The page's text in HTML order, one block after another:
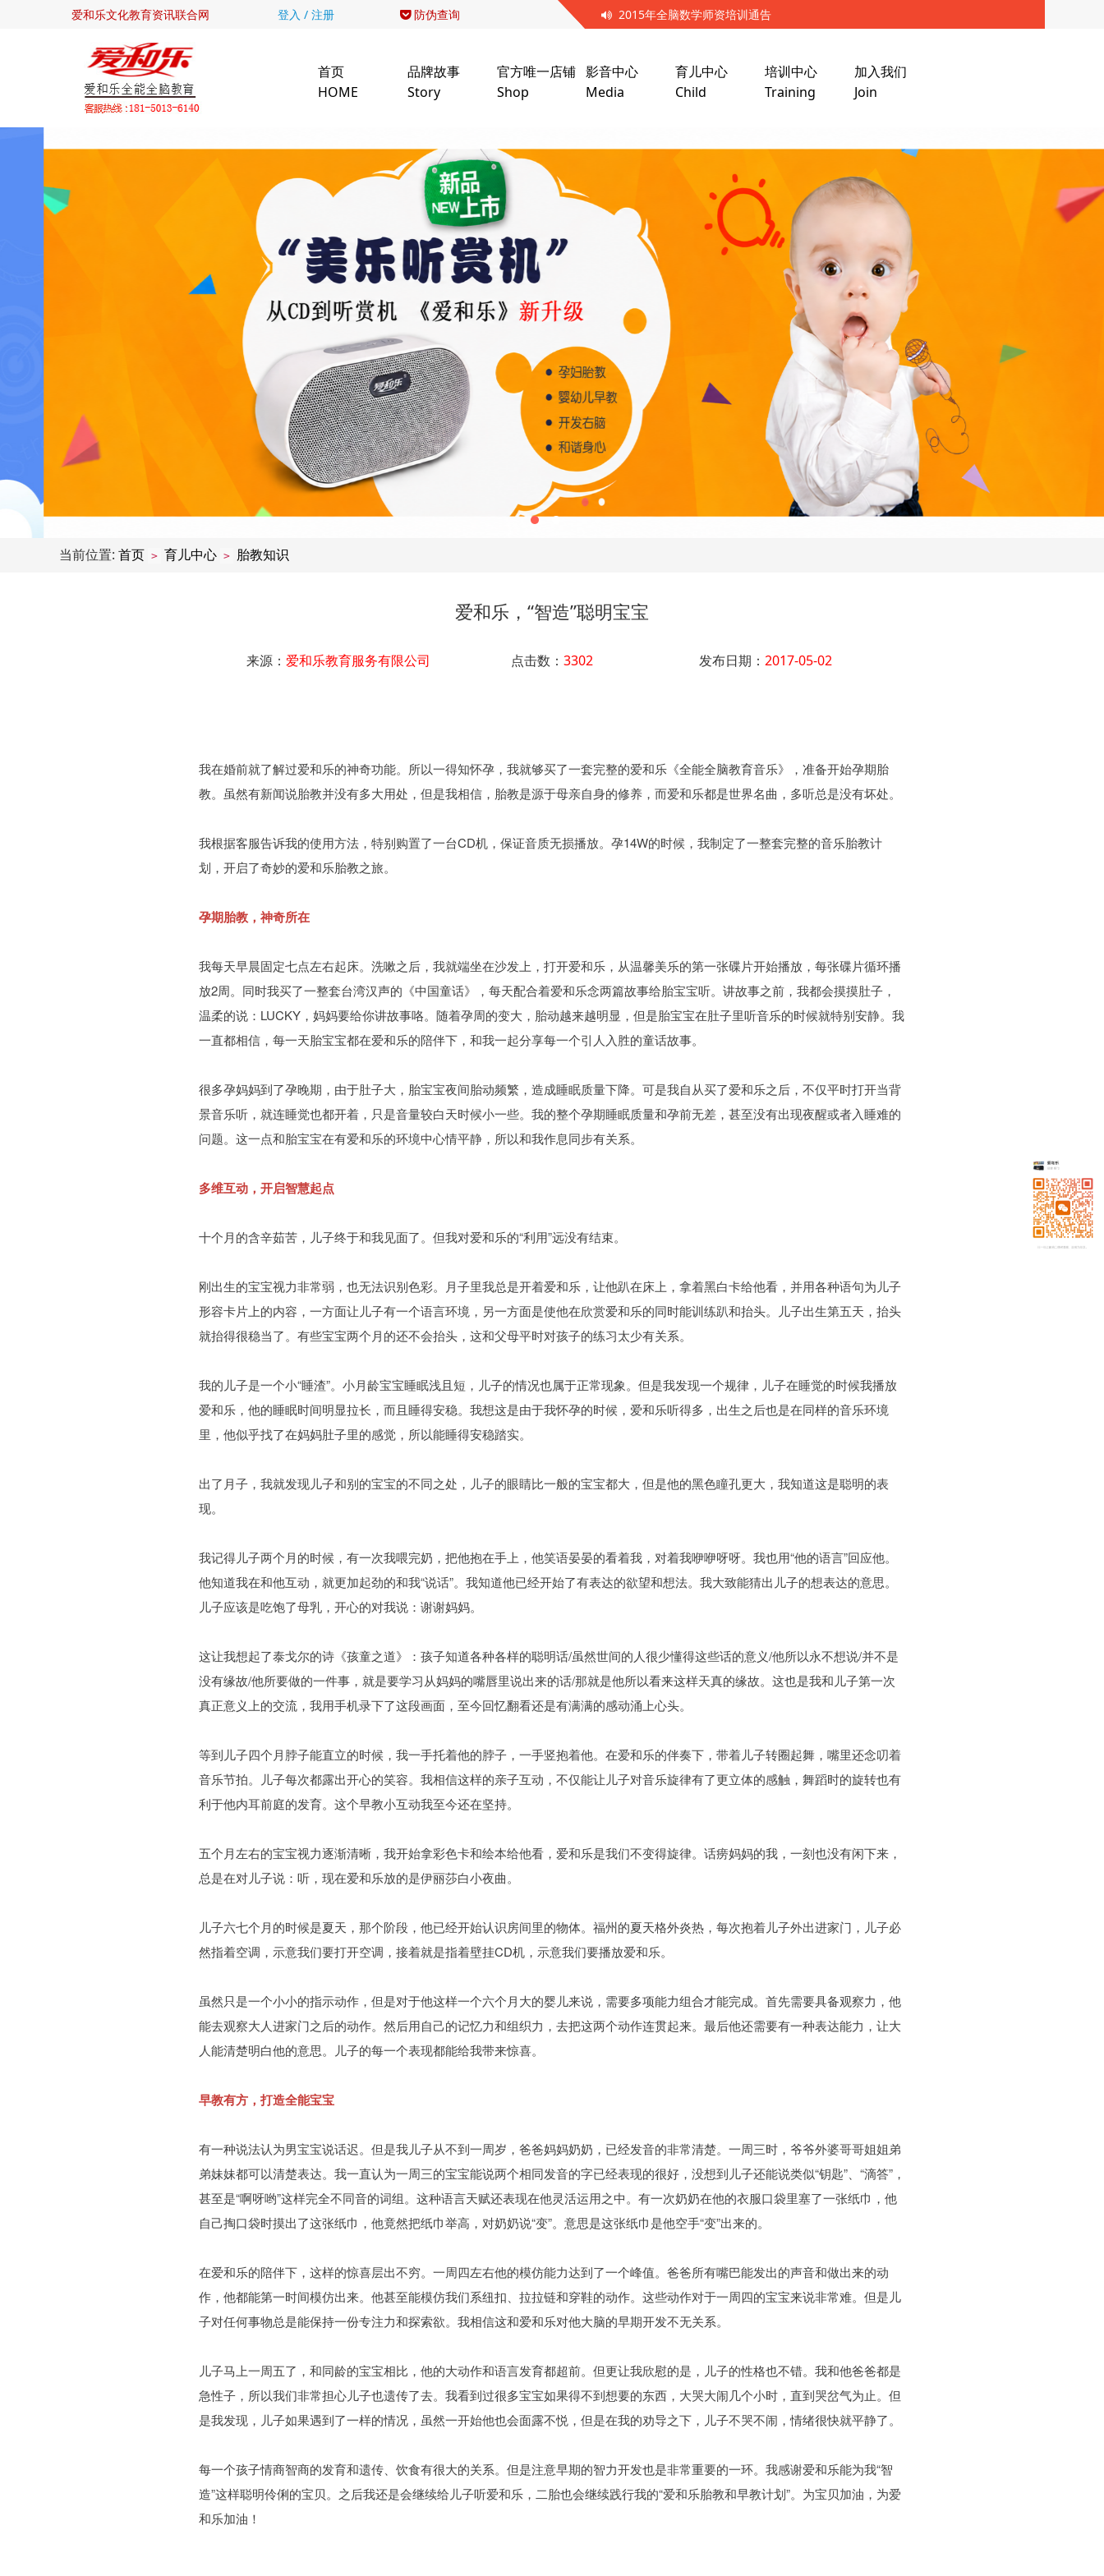
爱和乐文化教育资讯联合网 登入 / 注册 防伪查询 2015年全脑数学师资培训通告
首页
HOME
品牌故事
Story
官方唯一店铺
Shop
影音中心
Media
育儿中心
Child
培训中心
Training
加入我们
Join
当前位置: 首页 > 育儿中心 > 胎教知识
爱和乐，“智造”聪明宝宝
来源： 爱和乐教育服务有限公司 点击数： 3302 发布日期： 2017-05-02
我在婚前就了解过爱和乐的神奇功能。所以一得知怀孕，我就够买了一套完整的爱和乐《全能全脑教育音乐》，准备开始孕期胎
教。虽然有新闻说胎教并没有多大用处，但是我相信，胎教是源于母亲自身的修养，而爱和乐都是世界名曲，多听总是没有坏处。
我根据客服告诉我的使用方法，特别购置了一台CD机，保证音质无损播放。孕14W的时候，我制定了一整套完整的音乐胎教计
划，开启了奇妙的爱和乐胎教之旅。
孕期胎教，神奇所在
我每天早晨固定七点左右起床。洗嗽之后，我就端坐在沙发上，打开爱和乐，从温馨美乐的第一张碟片开始播放，每张碟片循环播
放2周。同时我买了一整套台湾汉声的《中国童话》，每天配合着爱和乐念两篇故事给胎宝宝听。讲故事之前，我都会摸摸肚子，
温柔的说：LUCKY，妈妈要给你讲故事咯。随着孕周的变大，胎动越来越明显，但是胎宝宝在肚子里听音乐的时候就特别安静。我
一直都相信，每一天胎宝宝都在爱和乐的陪伴下，和我一起分享每一个引人入胜的童话故事。
很多孕妈妈到了孕晚期，由于肚子大，胎宝宝夜间胎动频繁，造成睡眠质量下降。可是我自从买了爱和乐之后，不仅平时打开当背
景音乐听，就连睡觉也都开着，只是音量较白天时候小一些。我的整个孕期睡眠质量和孕前无差，甚至没有出现夜醒或者入睡难的
问题。这一点和胎宝宝在有爱和乐的环境中心情平静，所以和我作息同步有关系。
多维互动，开启智慧起点
十个月的含辛茹苦，儿子终于和我见面了。但我对爱和乐的“利用”远没有结束。
刚出生的宝宝视力非常弱，也无法识别色彩。月子里我总是开着爱和乐，让他趴在床上，拿着黑白卡给他看，并用各种语句为儿子
形容卡片上的内容，一方面让儿子有一个语言环境，另一方面是使他在欣赏爱和乐的同时能训练趴和抬头。儿子出生第五天，抬头
就抬得很稳当了。有些宝宝两个月的还不会抬头，这和父母平时对孩子的练习太少有关系。
我的儿子是一个小“睡渣”。小月龄宝宝睡眠浅且短，儿子的情况也属于正常现象。但是我发现一个规律，儿子在睡觉的时候我播放
爱和乐，他的睡眠时间明显拉长，而且睡得安稳。我想这是由于我怀孕的时候，爱和乐听得多，出生之后也是在同样的音乐环境
里，他似乎找了在妈妈肚子里的感觉，所以能睡得安稳踏实。
出了月子，我就发现儿子和别的宝宝的不同之处，儿子的眼睛比一般的宝宝都大，但是他的黑色瞳孔更大，我知道这是聪明的表
现。
我记得儿子两个月的时候，有一次我喂完奶，把他抱在手上，他笑语晏晏的看着我，对着我咿咿呀呀。我也用“他的语言”回应他。
他知道我在和他互动，就更加起劲的和我“说话”。我知道他已经开始了有表达的欲望和想法。我大致能猜出儿子的想表达的意思。
儿子应该是吃饱了母乳，开心的对我说：谢谢妈妈。
这让我想起了泰戈尔的诗《孩童之道》：孩子知道各种各样的聪明话/虽然世间的人很少懂得这些话的意义/他所以永不想说/并不是
没有缘故/他所要做的一件事，就是要学习从妈妈的嘴唇里说出来的话/那就是他所以看来这样天真的缘故。这也是我和儿子第一次
真正意义上的交流，我用手机录下了这段画面，至今回忆翻看还是有满满的感动涌上心头。
等到儿子四个月脖子能直立的时候，我一手托着他的脖子，一手竖抱着他。在爱和乐的伴奏下，带着儿子转圈起舞，嘴里还念叨着
音乐节拍。儿子每次都露出开心的笑容。我相信这样的亲子互动，不仅能让儿子对音乐旋律有了更立体的感触，舞蹈时的旋转也有
利于他内耳前庭的发育。这个早教小互动我至今还在坚持。
五个月左右的宝宝视力逐渐清晰，我开始拿彩色卡和绘本给他看，爱和乐是我们不变得旋律。话痨妈妈的我，一刻也没有闲下来，
总是在对儿子说：听，现在爱和乐放的是伊丽莎白小夜曲。
儿子六七个月的时候是夏天，那个阶段，他已经开始认识房间里的物体。福州的夏天格外炎热，每次抱着儿子外出进家门，儿子必
然指着空调，示意我们要打开空调，接着就是指着壁挂CD机，示意我们要播放爱和乐。
虽然只是一个小小的指示动作，但是对于他这样一个六个月大的婴儿来说，需要多项能力组合才能完成。首先需要具备观察力，他
能去观察大人进家门之后的动作。然后用自己的记忆力和组织力，去把这两个动作连贯起来。最后他还需要有一种表达能力，让大
人能清楚明白他的意思。儿子的每一个表现都能给我带来惊喜。
早教有方，打造全能宝宝
有一种说法认为男宝宝说话迟。但是我儿子从不到一周岁，爸爸妈妈奶奶，已经发音的非常清楚。一周三时，爷爷外婆哥哥姐姐弟
弟妹妹都可以清楚表达。我一直认为一周三的宝宝能说两个相同发音的字已经表现的很好，没想到儿子还能说类似“钥匙”、“滴答”，
甚至是“啊呀哟”这样完全不同音的词组。这种语言天赋还表现在他灵活运用之中。有一次奶奶在他的衣服口袋里塞了一张纸巾，他
自己掏口袋时摸出了这张纸巾，他竟然把纸巾举高，对奶奶说“变”。意思是这张纸巾是他空手“变”出来的。
在爱和乐的陪伴下，这样的惊喜层出不穷。一周四左右他的模仿能力达到了一个峰值。爸爸所有嘴巴能发出的声音和做出来的动
作，他都能第一时间模仿出来。他甚至能模仿我们系纽扣、拉拉链和穿鞋的动作。这些动作对于一周四的宝宝来说非常难。但是儿
子对任何事物总是能保持一份专注力和探索欲。我相信这和爱和乐对他大脑的早期开发不无关系。
儿子马上一周五了，和同龄的宝宝相比，他的大动作和语言发育都超前。但更让我欣慰的是，儿子的性格也不错。我和他爸爸都是
急性子，所以我们非常担心儿子也遗传了去。我看到过很多宝宝如果得不到想要的东西，大哭大闹几个小时，直到哭岔气为止。但
是我发现，儿子如果遇到了一样的情况，虽然一开始他也会面露不悦，但是在我的劝导之下，儿子不哭不闹，情绪很快就平静了。
每一个孩子情商智商的发育和遗传、饮食有很大的关系。但是注意早期的智力开发也是非常重要的一环。我感谢爱和乐能为我“智
造”这样聪明伶俐的宝贝。之后我还是会继续给儿子听爱和乐，二胎也会继续践行我的“爱和乐胎教和早教计划”。为宝贝加油，为爱
和乐加油！